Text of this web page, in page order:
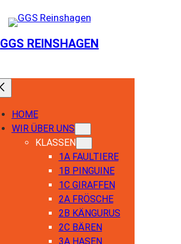
GGS REINSHAGEN
HOME
WIR ÜBER UNS
KLASSEN
1A FAULTIERE
1B PINGUINE
1C GIRAFFEN
2A FRÖSCHE
2B KÄNGURUS
2C BÄREN
3A HASEN